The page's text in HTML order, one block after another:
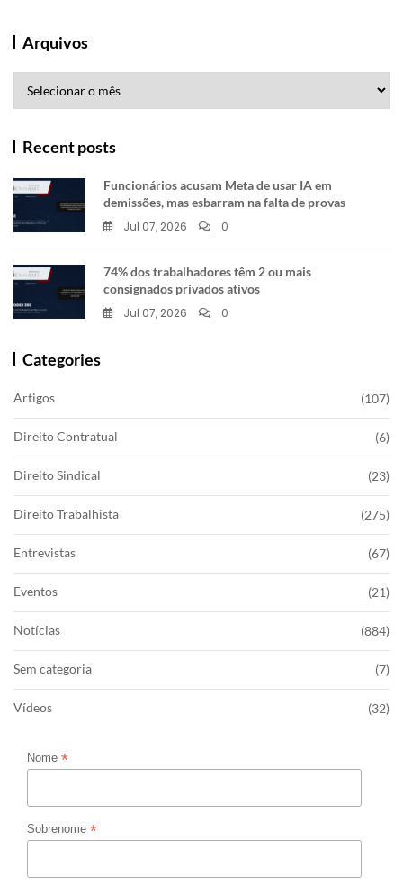
Arquivos
Recent posts
Funcionários acusam Meta de usar IA em
demissões, mas esbarram na falta de provas
Jul 07, 2026
0
74% dos trabalhadores têm 2 ou mais
consignados privados ativos
Jul 07, 2026
0
Categories
Artigos (107)
Direito Contratual (6)
Direito Sindical (23)
Direito Trabalhista (275)
Entrevistas (67)
Eventos (21)
Notícias (884)
Sem categoria (7)
Vídeos (32)
Nome *
Sobrenome *